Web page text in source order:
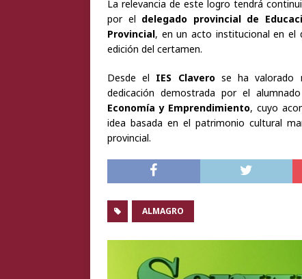
La relevancia de este logro tendrá
por el delegado provincial de
Provincial, en un acto institucional en el
edición del certamen.
Desde el IES Claverose ha valorado
dedicación demostrada por el
Economía y Emprendimiento, cuyo
idea basada en el patrimonio cultural
provincial.
ALMAGRO